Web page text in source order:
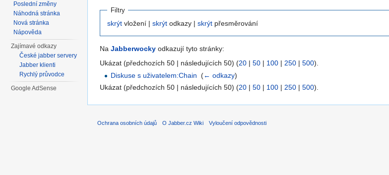
Filtry
skrýt vložení | skrýt odkazy | skrýt přesměrování
Na Jabberwocky odkazují tyto stránky:
Ukázat (předchozích 50 | následujících 50) (20 | 50 | 100 | 250 | 500).
Diskuse s uživatelem:Chain
(← odkazy)
Ukázat (předchozích 50 | následujících 50) (20 | 50 | 100 | 250 | 500).
Poslední změny
Náhodná stránka
Nová stránka
Nápověda
Zajímavé odkazy
České jabber servery
Jabber klienti
Rychlý průvodce
Google AdSense
Ochrana osobních údajů O Jabber.cz Wiki Vyloučení odpovědnosti